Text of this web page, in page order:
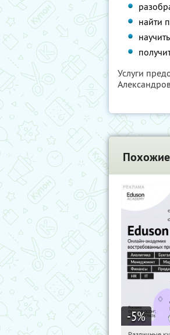
найти
Услуги
-5%